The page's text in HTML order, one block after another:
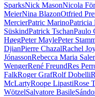
SparksNick MasonNicola
MeierNina BlazonOtfried
MercierPatric MarinoPatricia
SüskindPatrick TschanPaulo
HøegPeter MaylePeter
DjianPierre ChazalRachel
JónassonRebecca Maria
WengerRené FreundRes
FalkRoger GrafRolf Dobelli
McLartyRoope LipastiRose
WötzelSalvatore Basile